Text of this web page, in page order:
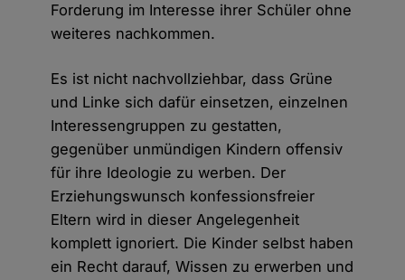
Forderung im Interesse ihrer Schüler ohne
weiteres nachkommen.
Es ist nicht nachvollziehbar, dass Grüne
und Linke sich dafür einsetzen, einzelnen
Interessengruppen zu gestatten,
gegenüber unmündigen Kindern offensiv
für ihre Ideologie zu werben. Der
Erziehungs­wunsch konfessionsfreier
Eltern wird in dieser Angelegenheit
komplett ignoriert. Die Kinder selbst haben
ein Recht darauf, Wissen zu erwerben und